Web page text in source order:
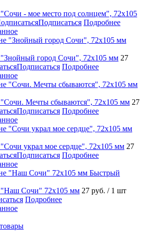
- мое место под солнцем", 72х105
Подписаться Подробнее
город Сочи", 72х105 мм 27
Подписаться Подробнее
Мечты сбываются", 72х105 мм 27
Подписаться Подробнее
украл мое сердце", 72х105 мм 27
Подписаться Подробнее
Быстрый
"Наш Сочи" 72х105 мм 27 руб. / 1 шт
Подробнее